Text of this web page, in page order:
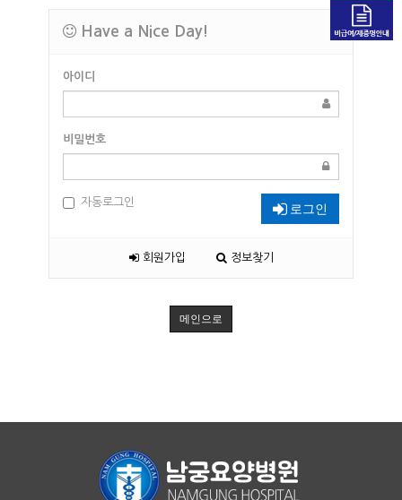
Have a Nice Day!
아이디
비밀번호
자동로그인 로그인
회원가입 정보찾기
메인으로